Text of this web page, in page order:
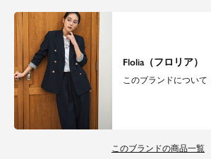
Flolia（フロリア）
このブランドについて
このブランドの商品一覧